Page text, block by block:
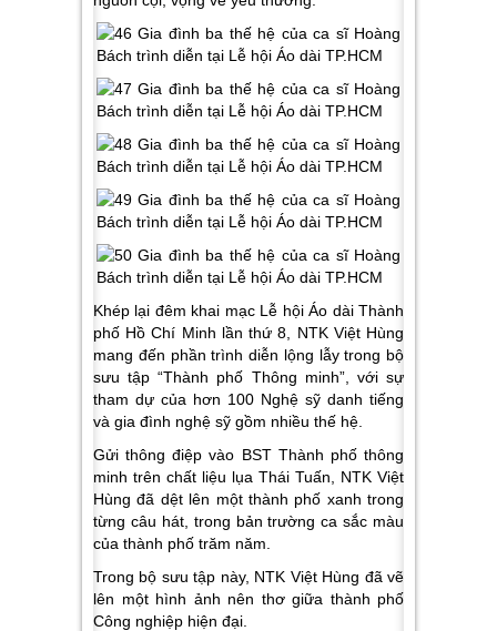
Khép lại đêm khai mạc Lễ hội Áo dài Thành
phố Hồ Chí Minh lần thứ 8, NTK Việt Hùng
mang đến phần trình diễn lộng lẫy trong bộ
sưu tập “Thành phố Thông minh”, với sự
tham dự của hơn 100 Nghệ sỹ danh tiếng
và gia đình nghệ sỹ gồm nhiều thế hệ.
Gửi thông điệp vào BST Thành phố thông
minh trên chất liệu lụa Thái Tuấn, NTK Việt
Hùng đã dệt lên một thành phố xanh trong
từng câu hát, trong bản trường ca sắc màu
của thành phố trăm năm.
Trong bộ sưu tập này, NTK Việt Hùng đã vẽ
lên một hình ảnh nên thơ giữa thành phố
Công nghiệp hiện đại.